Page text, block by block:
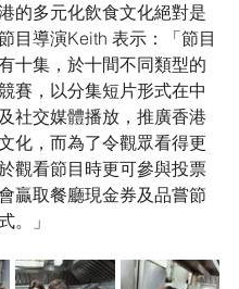
的多元化飲食文化絕對是
目導演Keith 表示：「節目
十集，於十間不同類型的
賽，以分集短片形式在中
社交媒體播放，推廣香港
化，而為了令觀眾看得更
觀看節目時更可參與投票
贏取餐廳現金券及品嘗節
。」